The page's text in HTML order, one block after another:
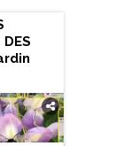
DES